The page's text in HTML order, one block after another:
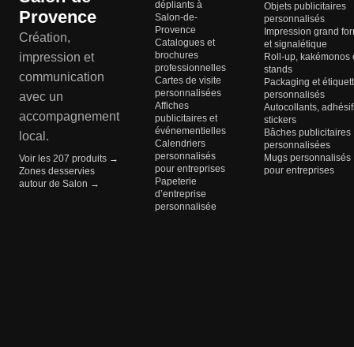
Provence
Création,
impression et
communication
avec un
accompagnement
local.
Voir les 207 produits →
Zones desservies
autour de Salon →
dépliants à
Salon-de-
Provence
Catalogues et
brochures
professionnelles
Cartes de visite
personnalisées
Affiches
publicitaires et
événementielles
Calendriers
personnalisés
pour entreprises
Papeterie
d’entreprise
personnalisée
Objets publicitaires
personnalisés
Impression grand
et signalétique
Roll-up, kakémonos
stands
Packaging et
personnalisés
Autocollants,
stickers
Bâches publicitaires
personnalisées
Mugs personnalisés
pour entreprises